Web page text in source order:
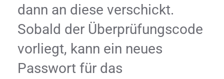
dann an diese verschickt.
Sobald der Überprüfungscode
vorliegt, kann ein neues
Passwort für das